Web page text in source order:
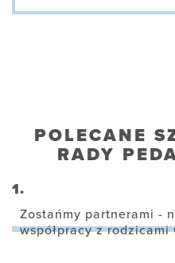
POLECANE
RADY
1.
Zostańmy partnerami -
współpracy z rodzicami